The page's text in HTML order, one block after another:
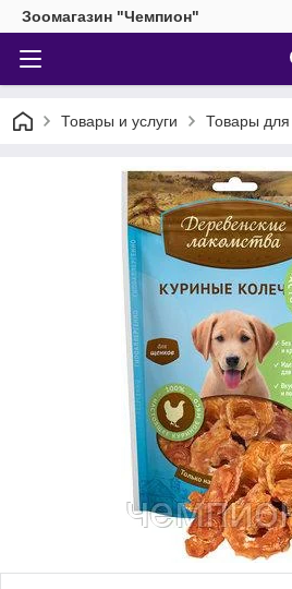
Зоомагазин "Чемпион"
Товары и услуги Товары для